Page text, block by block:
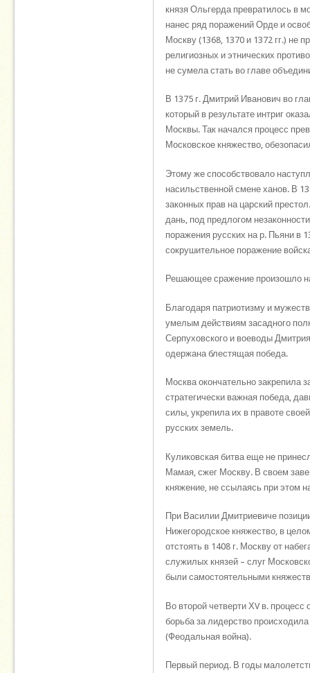
князя Ольгерда превратилось в
нанес ряд поражений Орде и
Москву (1368, 1370 и 1372 гг.) не
религиозных и этнических
не сумела стать во главе
В 1375 г. Дмитрий Иванович во
который в результате интриг
Москвы. Так начался процесс
Московское княжество,
Этому же способствовало
насильственной смене ханов. В
законных прав на царский
дань, под предлогом
поражения русских на р. Пьяни в
сокрушительное поражение
Решающее сражение произошло
Благодаря патриотизму и
умелым действиям засадного
Серпуховского и воеводы
одержана блестящая победа.
Москва окончательно закрепила
стратегически важная победа,
силы, укрепила их в правоте
русских земель.
Куликовская битва еще не
Мамая, сжег Москву. В своем
княжение, не ссылаясь при этом
При Василии Дмитриевиче
Нижегородское княжество, в
отстоять в 1408 г. Москву от
служилых князей – слуг
были самостоятельными
Во второй четверти ХV в.
борьба за лидерство
(Феодальная война).
Первый период. В годы